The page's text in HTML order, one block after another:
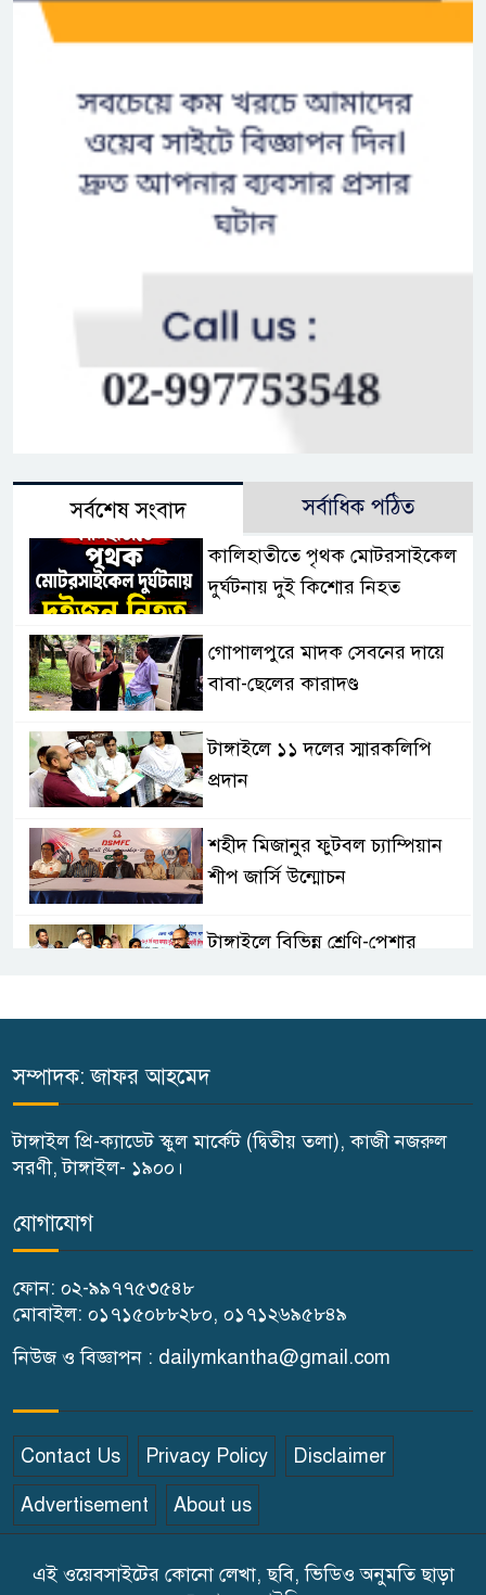
সর্বশেষ সংবাদ সর্বাধিক পঠিত
কালিহাতীতে পৃথক মোটরসাইকেল
দুর্ঘটনায় দুই কিশোর নিহত
গোপালপুরে মাদক সেবনের দায়ে
বাবা-ছেলের কারাদণ্ড
টাঙ্গাইলে ১১ দলের স্মারকলিপি
প্রদান
শহীদ মিজানুর ফুটবল চ্যাম্পিয়ান
শীপ জার্সি উন্মোচন
টাঙ্গাইলে বিভিন্ন শ্রেণি-পেশার
করছে স্বৈরাচারের দোসররা-প্রতিমন্ত্রী
টুকু
টাঙ্গাইলে জুলাই অভ্যুত্থান দিবসে
৫দিন অনশনের পর বিয়ে,
মরদেহ উদ্ধার
বাসাইলে সুন্না আব্বাছিয়া উচ্চ
বিদ্যালয়ে জুলাই গণঅভ্যুত্থান দিবস
পালন
সম্পাদক: জাফর আহমেদ
টাঙ্গাইল প্রি-ক্যাডেট স্কুল মার্কেট (দ্বিতীয় তলা), কাজী নজরুল
সরণী, টাঙ্গাইল- ১৯০০।
যোগাযোগ
ফোন: ০২-৯৯৭৭৫৩৫৪৮
মোবাইল: ০১৭১৫০৮৮২৮০, ০১৭১২৬৯৫৮৪৯
নিউজ ও বিজ্ঞাপন : dailymkantha@gmail.com
Contact Us Privacy Policy Disclaimer
Advertisement About us
এই ওয়েবসাইটের কোনো লেখা, ছবি, ভিডিও অনুমতি ছাড়া